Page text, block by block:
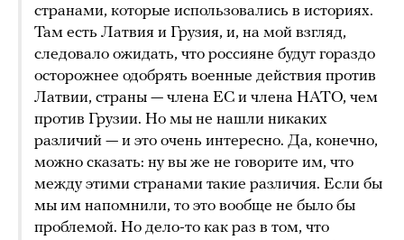
странами, которые использовались в историях.
Там есть Латвия и Грузия, и, на мой взгляд,
следовало ожидать, что россияне будут гораздо
осторожнее одобрять военные действия против
Латвии, страны — члена ЕС и члена НАТО, чем
против Грузии. Но мы не нашли никаких
различий — и это очень интересно. Да, конечно,
можно сказать: ну вы же не говорите им, что
между этими странами такие различия. Если бы
мы им напомнили, то это вообще не было бы
проблемой. Но дело-то как раз в том, что